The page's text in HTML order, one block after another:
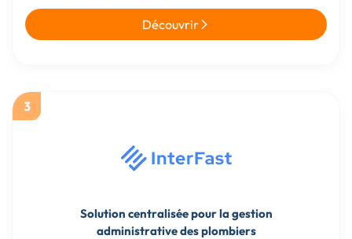
Découvrir
3
Solution centralisée pour la gestion
administrative des plombiers